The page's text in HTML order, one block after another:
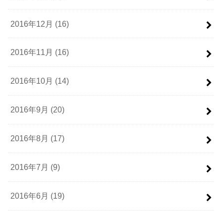
2016年12月 (16)
2016年11月 (16)
2016年10月 (14)
2016年9月 (20)
2016年8月 (17)
2016年7月 (9)
2016年6月 (19)